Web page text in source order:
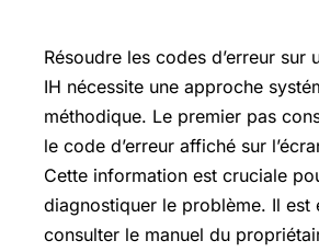
Résoudre les codes d’erreur sur
IH nécessite une approche
méthodique. Le premier pas
le code d’erreur affiché sur
Cette information est cruciale
diagnostiquer le problème. Il est
consulter le manuel du